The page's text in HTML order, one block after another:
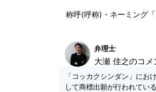
称呼(呼称)・ネーミング
弁理士
大瀬 佳之のコメ
「コッカクシンダン」に
して商標出願が行われてい